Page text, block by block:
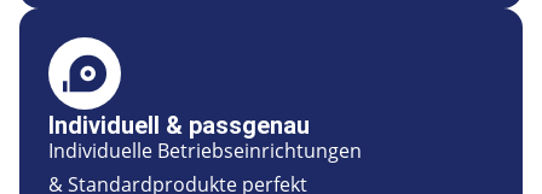
Individuell & passgenau
Individuelle Betriebseinrichtungen
& Standardprodukte perfekt